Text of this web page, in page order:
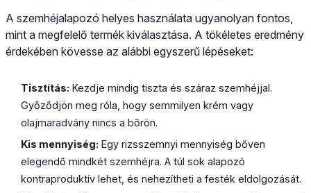
A szemhéjalapozó helyes használata ugyanolyan fontos,
mint a megfelelő termék kiválasztása. A tökéletes eredmény
érdekében kövesse az alábbi egyszerű lépéseket:
Tisztítás: Kezdje mindig tiszta és száraz szemhéjjal.
Győződjön meg róla, hogy semmilyen krém vagy
olajmaradvány nincs a bőrön.
Kis mennyiség: Egy rizsszemnyi mennyiség bőven
elegendő mindkét szemhéjra. A túl sok alapozó
kontraproduktív lehet, és nehezítheti a festék eldolgozását.